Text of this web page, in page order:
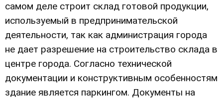
самом деле строит склад готовой продукции,
используемый в предпринимательской
деятельности, так как администрация города
не дает разрешение на строительство склада в
центре города. Согласно технической
документации и конструктивным особенностям
здание является паркингом. Документы на